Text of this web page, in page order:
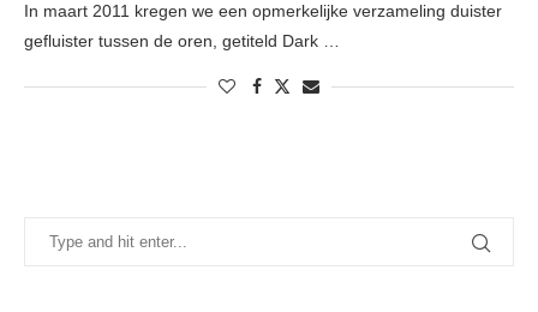
In maart 2011 kregen we een opmerkelijke verzameling duister
gefluister tussen de oren, getiteld Dark …